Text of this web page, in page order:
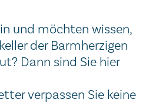
und möchten wissen,
der Barmherzigen
Dann sind Sie hier
verpassen Sie keine